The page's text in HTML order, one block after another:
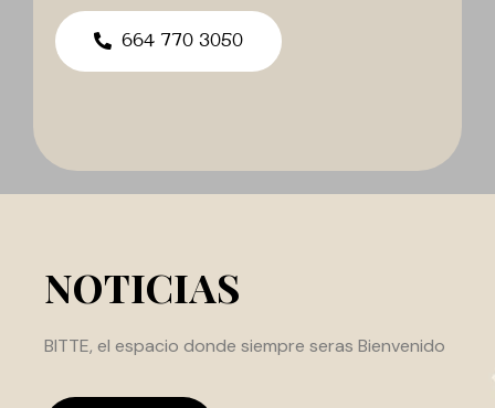
664 770 3050
Noticias
BITTE, el espacio donde siempre seras Bienvenido